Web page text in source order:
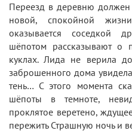
Переезд в деревню
новой, спокойной
оказывается соседкой
шёпотом рассказывают о
куклах. Лида не верила
заброшенного дома
тень… С этого момента
шёпоты в темноте,
проклятое веретено,
пережить Страшную ночь и